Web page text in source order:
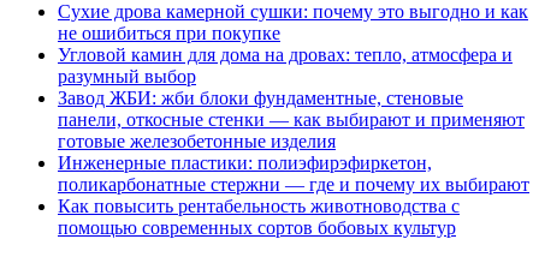
Сухие дрова камерной сушки: почему это выгодно и как
не ошибиться при покупке
Угловой камин для дома на дровах: тепло, атмосфера и
разумный выбор
Завод ЖБИ: жби блоки фундаментные, стеновые
панели, откосные стенки — как выбирают и применяют
готовые железобетонные изделия
Инженерные пластики: полиэфирэфиркетон,
поликарбонатные стержни — где и почему их выбирают
Как повысить рентабельность животноводства с
помощью современных сортов бобовых культур